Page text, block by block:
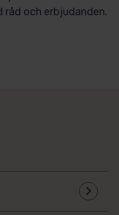
råd och erbjudanden.
chevron_right